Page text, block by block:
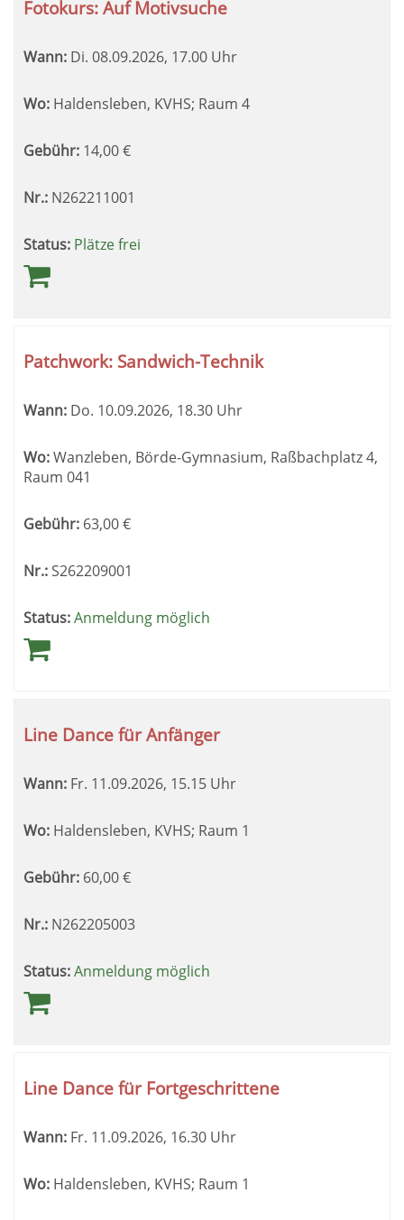
Fotokurs: Auf Motivsuche
Wann: Di. 08.09.2026, 17.00 Uhr
Wo: Haldensleben, KVHS; Raum 4
Gebühr: 14,00€
Nr.: N262211001
Status: Plätze frei
Patchwork: Sandwich-Technik
Wann: Do. 10.09.2026, 18.30 Uhr
Wo:Wanzleben, Börde-Gymnasium, Raßbachplatz 4,
Raum 041
Gebühr: 63,00€
Nr.:S262209001
Status:Anmeldung möglich
Line Dance für Anfänger
Wann: Fr. 11.09.2026, 15.15 Uhr
Wo: Haldensleben, KVHS; Raum 1
Gebühr: 60,00€
Nr.: N262205003
Status:Anmeldung möglich
Line Dance für Fortgeschrittene
Wann: Fr. 11.09.2026, 16.30 Uhr
Wo: Haldensleben, KVHS; Raum 1